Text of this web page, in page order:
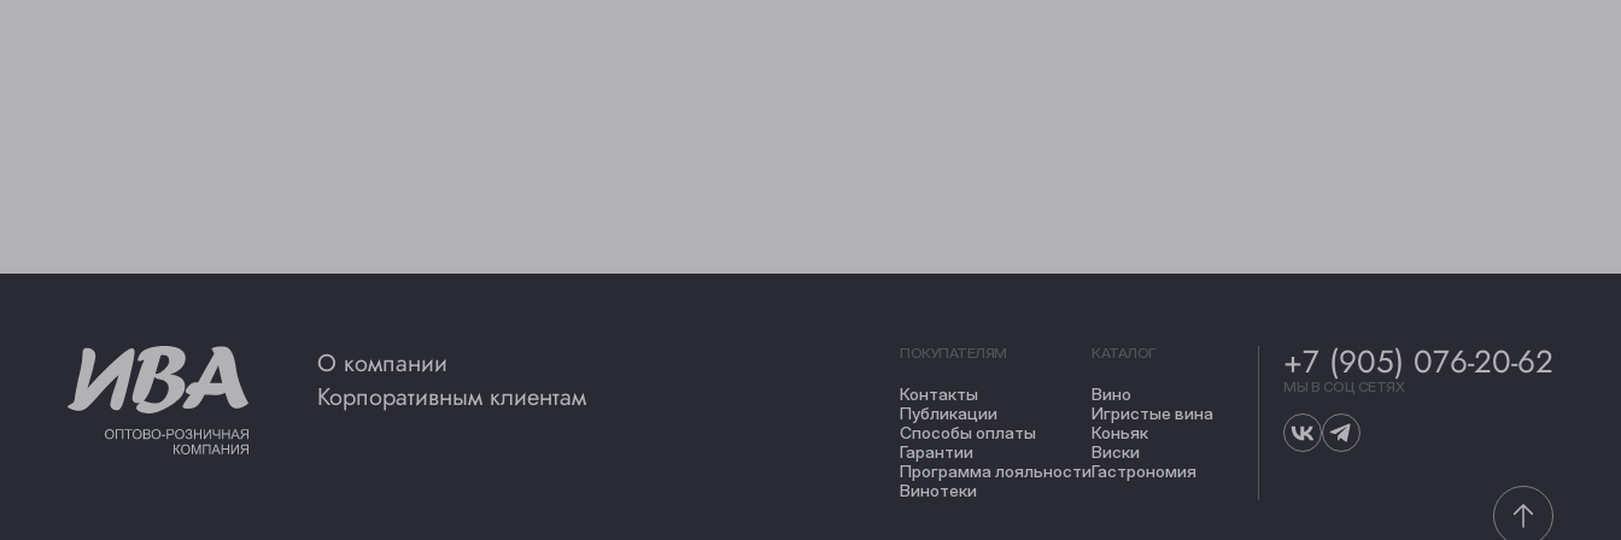
О компании
Корпоративным клиентам
ПОКУПАТЕЛЯМ
Контакты
Публикации
Способы оплаты
Гарантии
Программа лояльности
Винотеки
КАТАЛОГ
Вино
Игристые вина
Коньяк
Виски
Гастрономия
+7 (905) 076-20-62
МЫ В СОЦ СЕТЯХ